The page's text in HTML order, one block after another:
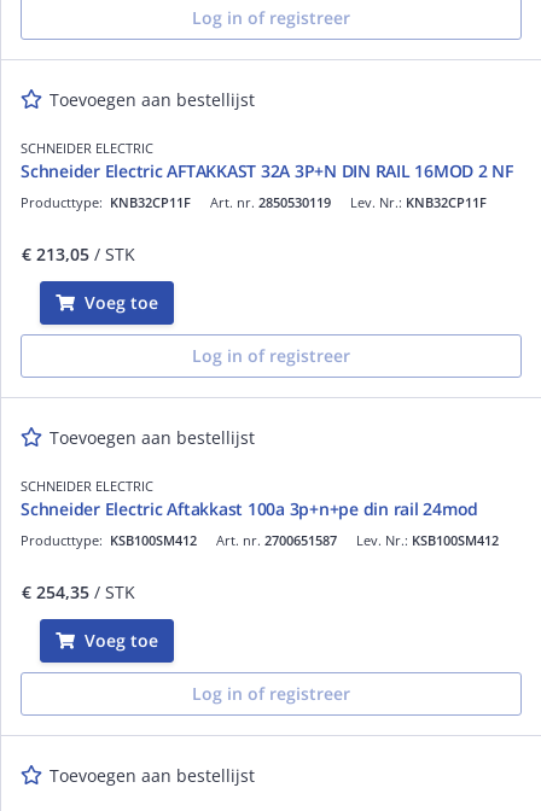
Log in of registreer
Toevoegen aan bestellijst
SCHNEIDER ELECTRIC
Schneider Electric AFTAKKAST 32A 3P+N DIN RAIL 16MOD 2 NF
Art. nr. 2850530119
Producttype: KNB32CP11F Lev. Nr.: KNB32CP11F
€ 213,05 / STK
Voeg toe
Log in of registreer
Toevoegen aan bestellijst
SCHNEIDER ELECTRIC
Schneider Electric Aftakkast 100a 3p+n+pe din rail 24mod
Art. nr. 2700651587
Producttype: KSB100SM412 Lev. Nr.: KSB100SM412
€ 254,35 / STK
Voeg toe
Log in of registreer
Toevoegen aan bestellijst